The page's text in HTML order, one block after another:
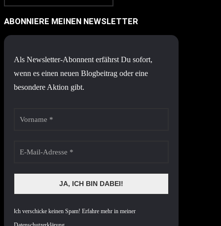
ABONNIERE MEINEN NEWSLETTER
Als Newsletter-Abonnent erfährst Du sofort,
wenn es einen neuen Blogbeitrag oder eine
besondere Aktion gibt.
ch verschicke keinen Spam! Erfahre mehr in meiner